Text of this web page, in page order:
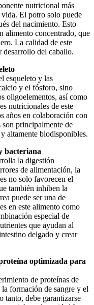
nutricional más
vida. El potro solo puede
del nacimiento. Esto
alimento concentrado, que
La calidad de este
desarrollo del caballo.
esqueleto y las
y el fósforo, sino
oligoelementos, así como
nutricionales de este
años en colaboración con
principalmente de
altamente biodisponibles.
bacteriana
la digestión
de alimentación, la
no solo favorecen el
también inhiben la
puede ser una de
en este alimento como
especial de
que ayudan al
delgado y crear
optimizada para
de proteínas de
formación de sangre y el
tanto, debe garantizarse